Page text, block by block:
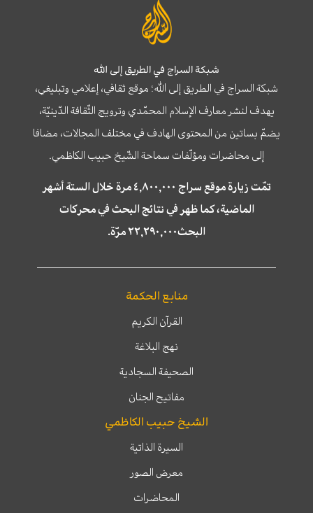
شبكة السراج في الطريق إلى الله
شبكة السراج في الطريق إلى الله؛ موقع ثقافي، إعلامي وتبليغي،
يهدف لنشر معارف الإسلام المحمّدي وترويج الثّقافة الدّينيّة،
يضمّ بساتين من المحتوى الهادف في مختلف المجالات، مضافا
إلى محاضرات ومؤلّفات سماحة الشّيخ حبيب الكاظمي.
تمّت زيارة موقع سراج ٤,٨٠٠,٠٠٠ مرة خلال الستة أشهر
الماضية، كما ظهر في نتائج البحث في محركات
البحث٢٢,٢٩٠,٠٠٠ مرّة.
منابع الحكمة
القرآن الكريم
نهج البلاغة
الصحيفة السجادية
مفاتيح الجنان
الشيخ حبيب الكاظمي
السيرة الذاتية
معرض الصور
المحاضرات